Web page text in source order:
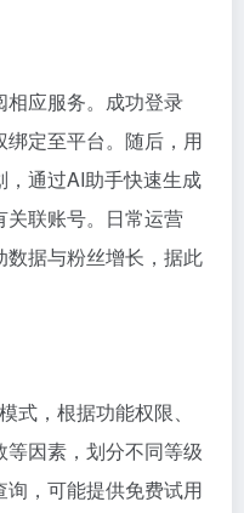
相应服务。成功登录
定至平台。随后，用
，通过AI助手快速生成
联账号。日常运营
据与粉丝增长，据此
式，根据功能权限、
因素，划分不同等级
，可能提供免费试用